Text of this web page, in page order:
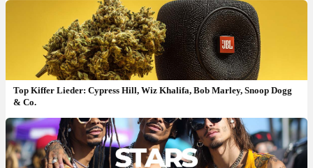
Top Kiffer Lieder: Cypress Hill, Wiz Khalifa, Bob Marley, Snoop Dogg
& Co.